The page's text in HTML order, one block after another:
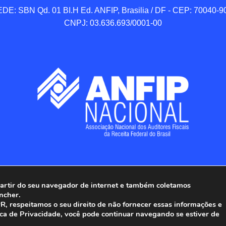
SBN Qd. 01 BI.H Ed. ANFIP, Brasilia / DF - CEP: 70040-
CNPJ: 03.636.693/0001-00
Nacional dos Auditores Fiscais da Receita Federal
Todos os Direitos Reservados.
do seu navegador de internet e também coletamos
respeitamos o seu direito de não fornecer essas informações e
de Privacidade, você pode continuar navegando se estiver de